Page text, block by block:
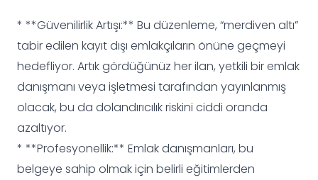
* **Güvenilirlik Artışı:** Bu düzenleme, “merdiven altı”
tabir edilen kayıt dışı emlakçıların önüne geçmeyi
hedefliyor. Artık gördüğünüz her ilan, yetkili bir emlak
danışmanı veya işletmesi tarafından yayınlanmış
olacak, bu da dolandırıcılık riskini ciddi oranda
azaltıyor.
* **Profesyonellik:** Emlak danışmanları, bu
belgeye sahip olmak için belirli eğitimlerden